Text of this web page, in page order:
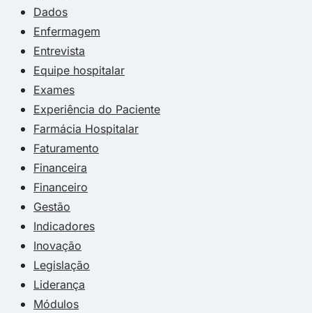
Dados
Enfermagem
Entrevista
Equipe hospitalar
Exames
Experiência do Paciente
Farmácia Hospitalar
Faturamento
Financeira
Financeiro
Gestão
Indicadores
Inovação
Legislação
Liderança
Módulos